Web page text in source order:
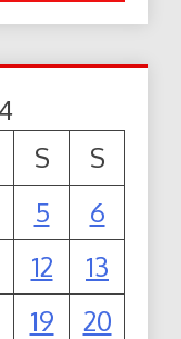
S
S
5
6
12
13
19
20